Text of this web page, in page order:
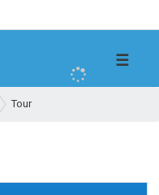
h
a
☰
Tour